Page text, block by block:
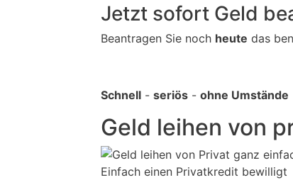
Jetzt sofort Geld
Beantragen Sie noch heute das
Schnell - seriös - ohne Umstände
Geld leihen von
Einfach einen Privatkredit bewilligt